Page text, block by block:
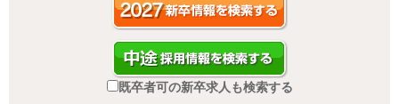
既卒者可の新卒求人も検索する